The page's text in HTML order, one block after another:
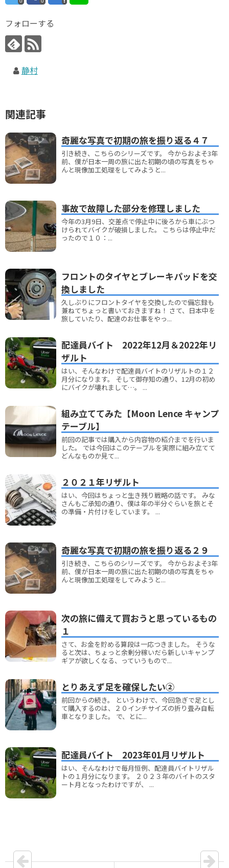
フォローする
静村
関連記事
奇麗な写真で初期の旅を振り返る４７
引き続き、こちらのシリーズです。 今からおよそ3年
前、僕が日本一周の旅に出た初期の頃の写真をちゃ
んと現像加工処理をしてみようと...
事故で故障した部分を修理しました
今年の3月9日、交差点で停止中に後ろから車にぶつ
けられてバイクが破損しました。 こちらは停止中だ
ったので１０：...
フロントのタイヤとブレーキパッドを交
換しました
久しぶりにフロントタイヤを交換したので備忘録も
兼ねてちょっと書いておきますね！ さて、日本中を
旅していたり、配達のお仕事をやっ...
配達員バイト 2022年12月＆2022年リ
ザルト
はい、そんなわけで配達員バイトのリザルトの１２
月分になります。 そして御存知の通り、12月の初め
にバイクが壊れまして…。 ...
組み立ててみた【Moon Lence キャンプ
テーブル】
前回の記事では購入から内容物の紹介までを行いま
した。 では今回はこのテーブルを実際に組み立てて
どんなものか見て...
２０２１年リザルト
はい、今回はちょっと生き残り戦略の話です。 みな
さんもご承知の通り、僕は年の半分ぐらいを旅とそ
の準備・片付けをしています。 ...
奇麗な写真で初期の旅を振り返る２９
引き続き、こちらのシリーズです。 今からおよそ3年
前、僕が日本一周の旅に出た初期の頃の写真をちゃ
んと現像加工処理をしてみようと...
次の旅に備えて買おうと思っているもの
１
さて、お金を貯める算段は一応つきました。 そうな
ると次は、ちょっと余剰分稼いだら新しいキャンプ
ギアが欲しくなる、っていうもので...
とりあえず足を確保したい②
前回からの続き。 というわけで、今回急ぎで足とし
て購入するのは、２０インチサイズの折り畳み自転
車となりました。 で、とに...
配達員バイト 2023年01月リザルト
はい、そんなわけで毎月恒例、配達員バイトリザル
トの１月分になります。 ２０２３年のバイトのスタ
ート月となったわけですが、 ...